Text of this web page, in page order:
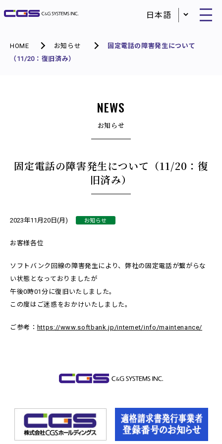
HOME お知らせ
固定電話の障害発生について
（11/20：復旧済み）
NEWS
お知らせ
固定電話の障害発生について（11/20：復
旧済み）
2023年11月20日(月) お知らせ
お客様各位
ソフトバンク回線の障害発生により、弊社の固定電話が繋がらな
い状態となっておりましたが
午後0時01分に復旧いたしました。
この度はご迷惑をおかけいたしました。
ご参考： https://www.softbank.jp/internet/info/maintenance/